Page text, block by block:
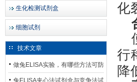
生化检测试剂盒
细胞试剂
技术文章
做兔ELISA实验，有哪些方法可防
止平台效应发生？
兔ELISA夹心法试剂盒与竞争法试
化
行
降